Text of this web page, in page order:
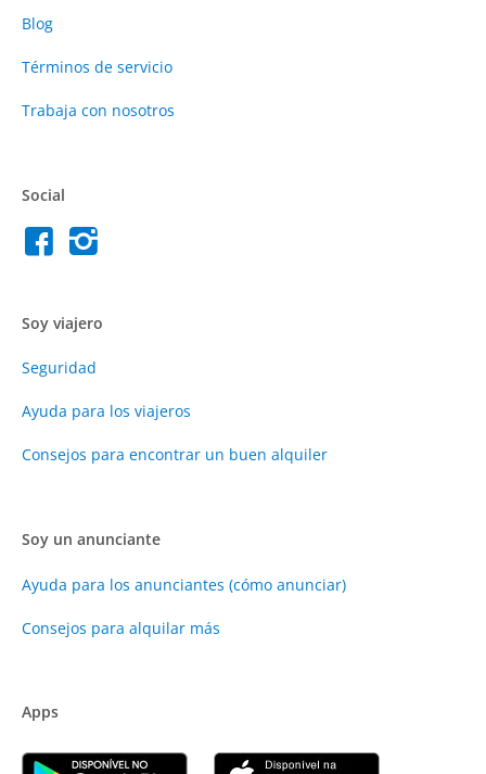
Blog
Términos de servicio
Trabaja con nosotros
Social
Soy viajero
Seguridad
Ayuda para los viajeros
Consejos para encontrar un buen alquiler
Soy un anunciante
Ayuda para los anunciantes (cómo anunciar)
Consejos para alquilar más
Apps